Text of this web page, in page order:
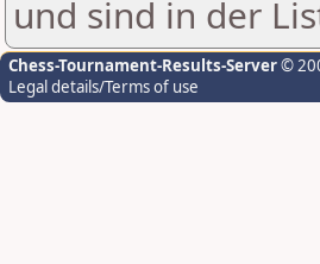
und sind in der
Chess-Tournament-Results-Server©
Legal details/Terms of use